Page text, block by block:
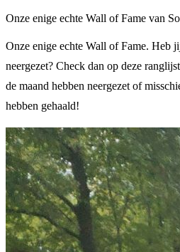
Onze enige echte Wall of Fame van
Onze enige echte Wall of Fame. Heb
neergezet? Check dan op deze
de maand hebben neergezet of
hebben gehaald!